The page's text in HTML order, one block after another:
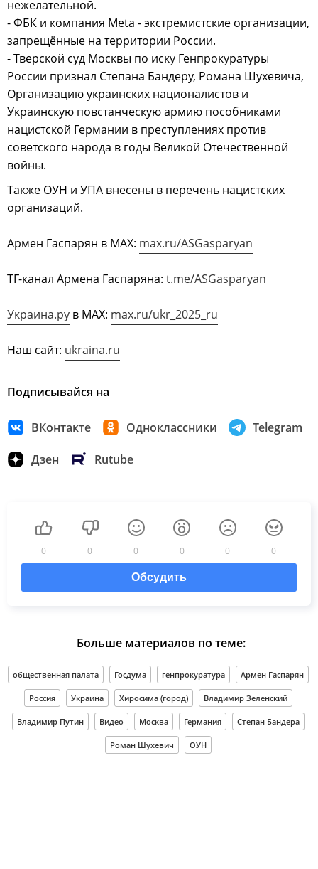
нежелательной.
- ФБК и компания Meta - экстремистские организации,
запрещённые на территории России.
- Тверской суд Москвы по иску Генпрокуратуры
России признал Степана Бандеру, Романа Шухевича,
Организацию украинских националистов и
Украинскую повстанческую армию пособниками
нацистской Германии в преступлениях против
советского народа в годы Великой Отечественной
войны.
Также ОУН и УПА внесены в перечень нацистских
организаций.
Армен Гаспарян в МАХ: max.ru/ASGasparyan
ТГ-канал Армена Гаспаряна: t.me/ASGasparyan
Украина.ру в МАХ: max.ru/ukr_2025_ru
Наш сайт: ukraina.ru
Подписывайся на
ВКонтакте Одноклассники Telegram
Дзен Rutube
0 0 0 0 0 0
Обсудить
Больше материалов по теме:
общественная палата Госдума генпрокуратура Армен Гаспарян
Россия Украина Хиросима (город) Владимир Зеленский
Владимир Путин Видео Москва Германия Степан Бандера
Роман Шухевич ОУН